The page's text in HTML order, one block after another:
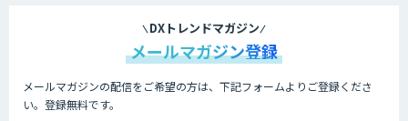
DXトレンドマガジン
メールマガジン登録
メールマガジンの配信をご希望の方は、下記フォームよりご登録くださ
い。登録無料です。